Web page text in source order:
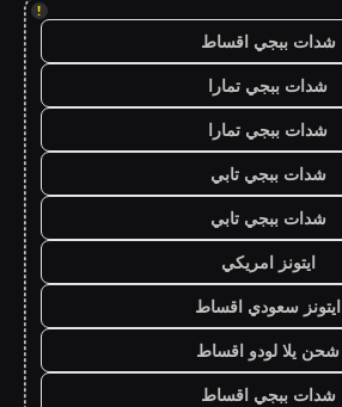
!
شدات ببجي اقساط
شدات ببجي تمارا
شدات ببجي تمارا
شدات ببجي تابي
شدات ببجي تابي
ايتونز امريكي
ايتونز سعودي اقساط
شحن يلا لودو اقساط
شدات ببجي اقساط